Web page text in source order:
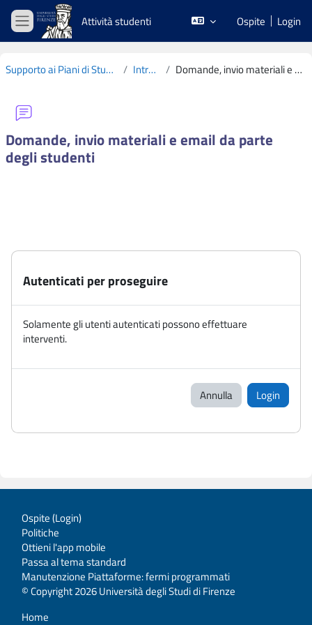
Vai al contenuto principale
Pannello laterale
Attività studenti Ospite Login
Supporto ai Piani di Studio CdS L19 2020-2021 Introduzione Domande, invio materiali e email da parte degli studenti
Domande, invio materiali e email da parte
degli studenti
Autenticati per proseguire
Solamente gli utenti autenticati possono effettuare
interventi.
Annulla Login
Ospite (Login)
Politiche
Ottieni l'app mobile
Passa al tema standard
Manutenzione Piattaforme: fermi programmati
© Copyright 2026 Università degli Studi di Firenze
Home